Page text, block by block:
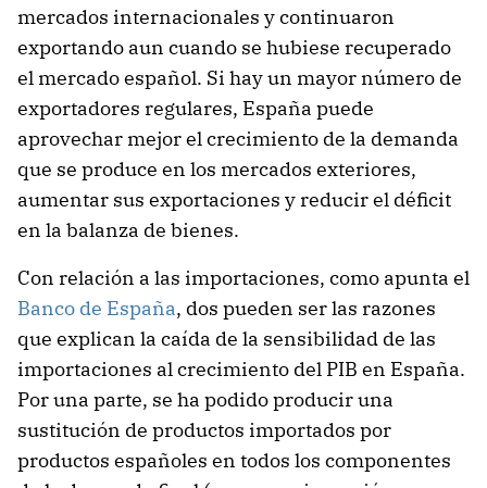
mercados internacionales y continuaron
exportando aun cuando se hubiese recuperado
el mercado español. Si hay un mayor número de
exportadores regulares, España puede
aprovechar mejor el crecimiento de la demanda
que se produce en los mercados exteriores,
aumentar sus exportaciones y reducir el déficit
en la balanza de bienes.
Con relación a las importaciones, como apunta el
Banco de España, dos pueden ser las razones
que explican la caída de la sensibilidad de las
importaciones al crecimiento del PIB en España.
Por una parte, se ha podido producir una
sustitución de productos importados por
productos españoles en todos los componentes